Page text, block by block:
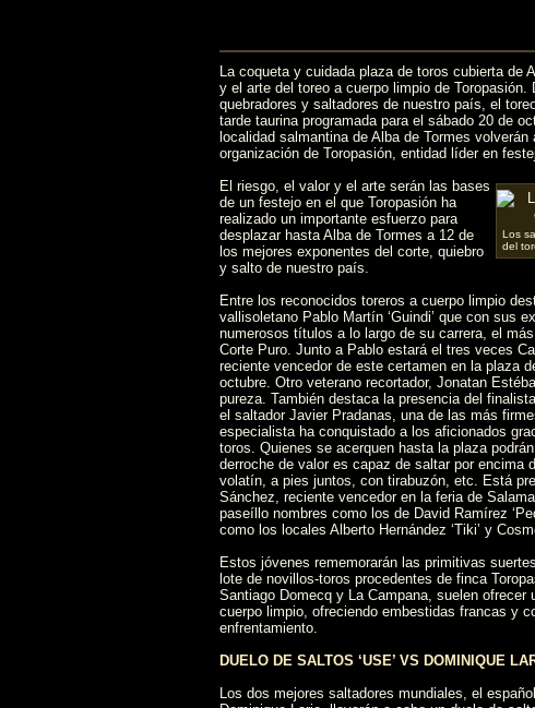
La coqueta y cuidada plaza de toros cubierta de
y el arte del toreo a cuerpo limpio de
quebradores y saltadores de nuestro país, el
tarde taurina programada para el sábado 20 de
localidad salmantina de Alba de Tormes
organización de Toropasión, entidad líder en
Los
del
El riesgo, el valor y el arte serán las bases
de un festejo en el que Toropasión ha
realizado un importante esfuerzo para
desplazar hasta Alba de Tormes a 12 de
los mejores exponentes del corte, quiebro
y salto de nuestro país.
Entre los reconocidos toreros a cuerpo limpio
vallisoletano Pablo Martín ‘Guindi’ que con sus
numerosos títulos a lo largo de su carrera, el
Corte Puro. Junto a Pablo estará el tres veces
reciente vencedor de este certamen en la plaza
octubre. Otro veterano recortador, Jonatan
pureza. También destaca la presencia del
el saltador Javier Pradanas, una de las más
especialista ha conquistado a los aficionados
toros. Quienes se acerquen hasta la plaza
derroche de valor es capaz de saltar por encima
volatín, a pies juntos, con tirabuzón, etc. Está
Sánchez, reciente vencedor en la feria de
paseíllo nombres como los de David Ramírez
como los locales Alberto Hernández ‘Tiki’ y
Estos jóvenes rememorarán las primitivas
lote de novillos-toros procedentes de finca
Santiago Domecq y La Campana, suelen ofrecer
cuerpo limpio, ofreciendo embestidas francas y
enfrentamiento.
DUELO DE SALTOS ‘USE’ VS DOMINIQUE
Los dos mejores saltadores mundiales, el